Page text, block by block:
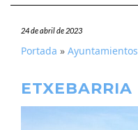
24 de abril de 2023
Portada » Ayuntamientos
ETXEBARRIA